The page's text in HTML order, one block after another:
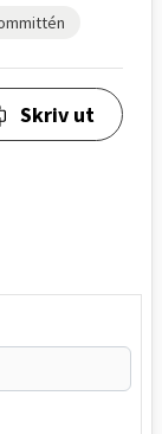
Skriv ut